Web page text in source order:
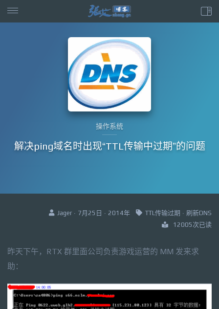
操作系统
解决ping域名时出现“TTL传输中过期”的问题
Jager · 7月25日 · 2014年 TTL传输过期 · 刷新DNS
12005次已读
昨天下午，RTX 群里面公司负责游戏运营的 MM 发来求
助：